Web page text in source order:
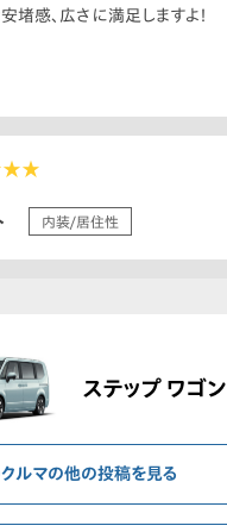
堵感、広さに満足しますよ！
内装/居住性
ステップ ワゴン
ルマの他の投稿を見る